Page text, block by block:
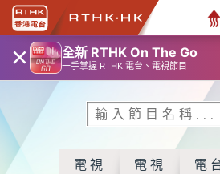
× 全新 RTHK On The Go
一手掌握 RTHK 電台、電視節目
電視 電視 電